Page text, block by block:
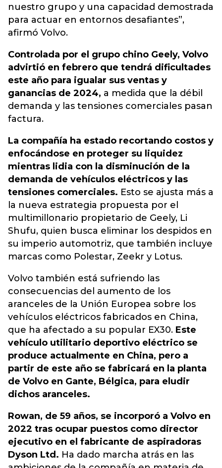
nuestro grupo y una capacidad demostrada
para actuar en entornos desafiantes”,
afirmó Volvo.
Controlada por el grupo chino Geely, Volvo
advirtió en febrero que tendrá dificultades
este año para igualar sus ventas y
ganancias de 2024, a medida que la débil
demanda y las tensiones comerciales pasan
factura.
La compañía ha estado recortando costos y
enfocándose en proteger su liquidez
mientras lidia con la disminución de la
demanda de vehículos eléctricos y las
tensiones comerciales. Esto se ajusta más a
la nueva estrategia propuesta por el
multimillonario propietario de Geely, Li
Shufu, quien busca eliminar los despidos en
su imperio automotriz, que también incluye
marcas como Polestar, Zeekr y Lotus.
Volvo también está sufriendo las
consecuencias del aumento de los
aranceles de la Unión Europea sobre los
vehículos eléctricos fabricados en China,
que ha afectado a su popular EX30. Este
vehículo utilitario deportivo eléctrico se
produce actualmente en China, pero a
partir de este año se fabricará en la planta
de Volvo en Gante, Bélgica, para eludir
dichos aranceles.
Rowan, de 59 años, se incorporó a Volvo en
2022 tras ocupar puestos como director
ejecutivo en el fabricante de aspiradoras
Dyson Ltd. Ha dado marcha atrás en las